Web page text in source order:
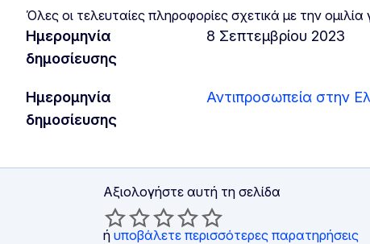
Όλες οι τελευταίες πληροφορίες σχετικά με την
Ημερομηνία
δημοσίευσης
8 Σεπτεμβρίου 2023
Ημερομηνία
δημοσίευσης
Αντιπροσωπεία στην
Αξιολογήστε αυτή τη σελίδα
ή υποβάλετε περισσότερες παρατηρήσεις